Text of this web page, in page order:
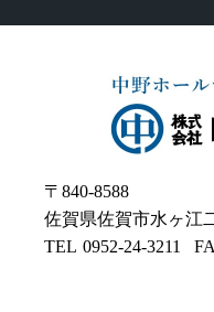
〒840-8588
佐賀県佐賀市水ヶ江
TEL 0952-24-3211